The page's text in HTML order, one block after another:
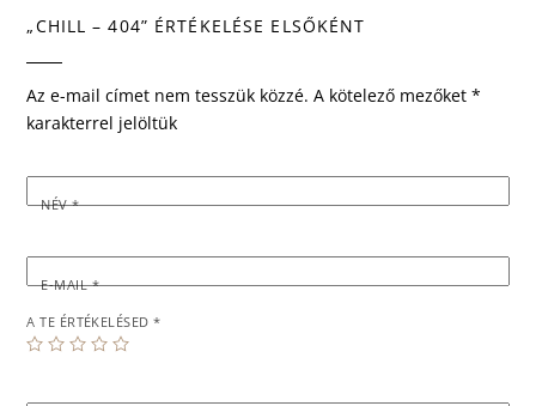
„CHILL – 404” ÉRTÉKELÉSE ELSŐKÉNT
Az e-mail címet nem tesszük közzé. A kötelező mezőket*
karakterrel jelöltük
NÉV*
E-MAIL*
A TE ÉRTÉKELÉSED*